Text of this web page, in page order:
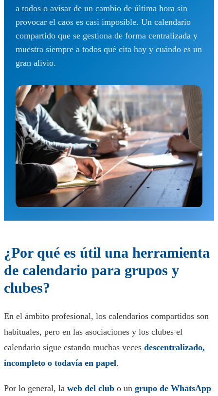
a todos o avisar de un cambio de última hora sin
provocar el caos es casi imposible. Un calendario
compartido que se gestiona de forma centralizada y
muestra siempre a todos qué cita hay y cuándo es un
gran alivio.
¿Por qué es útil una herramienta
de calendario para grupos y
clubes?
En el ámbito profesional, los calendarios compartidos son
habituales, pero en las asociaciones y los clubes el
calendario sigue estando muchas veces descentralizado,
incompleto o todavía en papel.
Por lo general, la web del club o un grupo de WhatsApp